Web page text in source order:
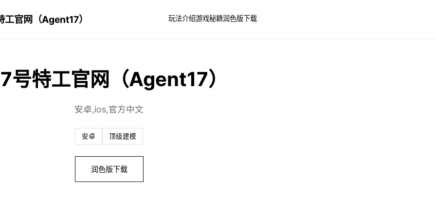
工官网（Agent17） 玩法介绍游戏秘籍润色版下载
号特工官网（Agent17）
安卓,ios,官方中文
安卓 顶级建模
润色版下载